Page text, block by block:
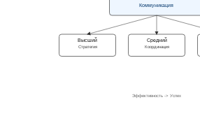
Коммуникация
Высший
Стратегия
Средний
Координация
Эффективность -> Успех